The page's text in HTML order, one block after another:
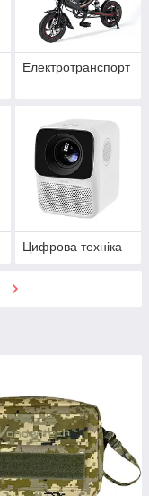
Електротранспорт
Цифрова техніка